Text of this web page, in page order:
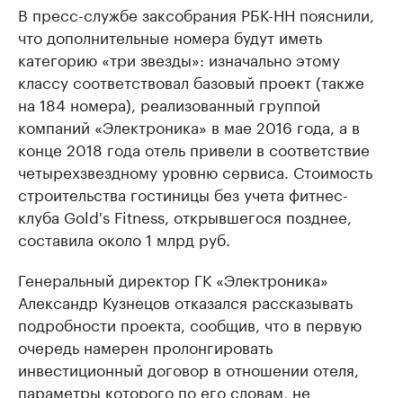
В пресс-службе заксобрания РБК-НН пояснили,
что дополнительные номера будут иметь
категорию «три звезды»: изначально этому
классу соответствовал базовый проект (также
на 184 номера), реализованный группой
компаний «Электроника» в мае 2016 года, а в
конце 2018 года отель привели в соответствие
четырехзвездному уровню сервиса. Стоимость
строительства гостиницы без учета фитнес-
клуба Gold's Fitness, открывшегося позднее,
составила около 1 млрд руб.
Генеральный директор ГК «Электроника»
Александр Кузнецов отказался рассказывать
подробности проекта, сообщив, что в первую
очередь намерен пролонгировать
инвестиционный договор в отношении отеля,
параметры которого по его словам, не